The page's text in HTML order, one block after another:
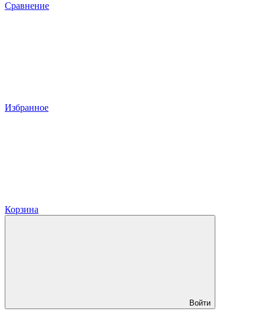
Сравнение
Избранное
Корзина
Войти